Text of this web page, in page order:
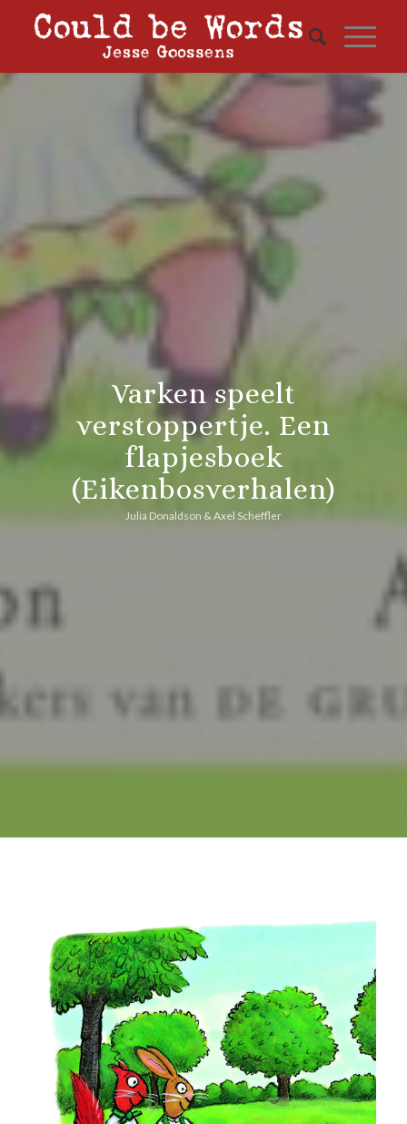
Varken speelt
verstoppertje. Een
flapjesboek
(Eikenbosverhalen)
Julia Donaldson & Axel Scheffler